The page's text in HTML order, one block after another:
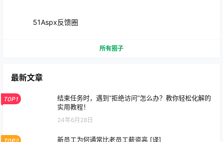
51Aspx反馈圈
所有圈子
最新文章
TOP1
结束任务时，遇到“拒绝访问”怎么办？教你轻松化解的
实用教程！
24年6月28日
新员工为何通常比老员工薪资高 [译]